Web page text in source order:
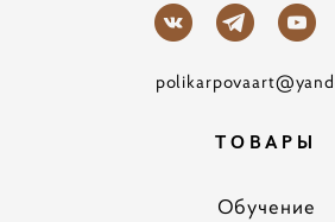
ТОВАРЫ
Обучение